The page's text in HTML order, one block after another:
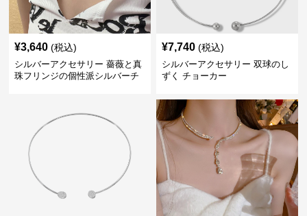
¥3,640 (税込)
シルバーアクセサリー 薔薇と真
珠フリンジの個性派シルバーチ
¥7,740 (税込)
シルバーアクセサリー 双球のし
ずく チョーカー